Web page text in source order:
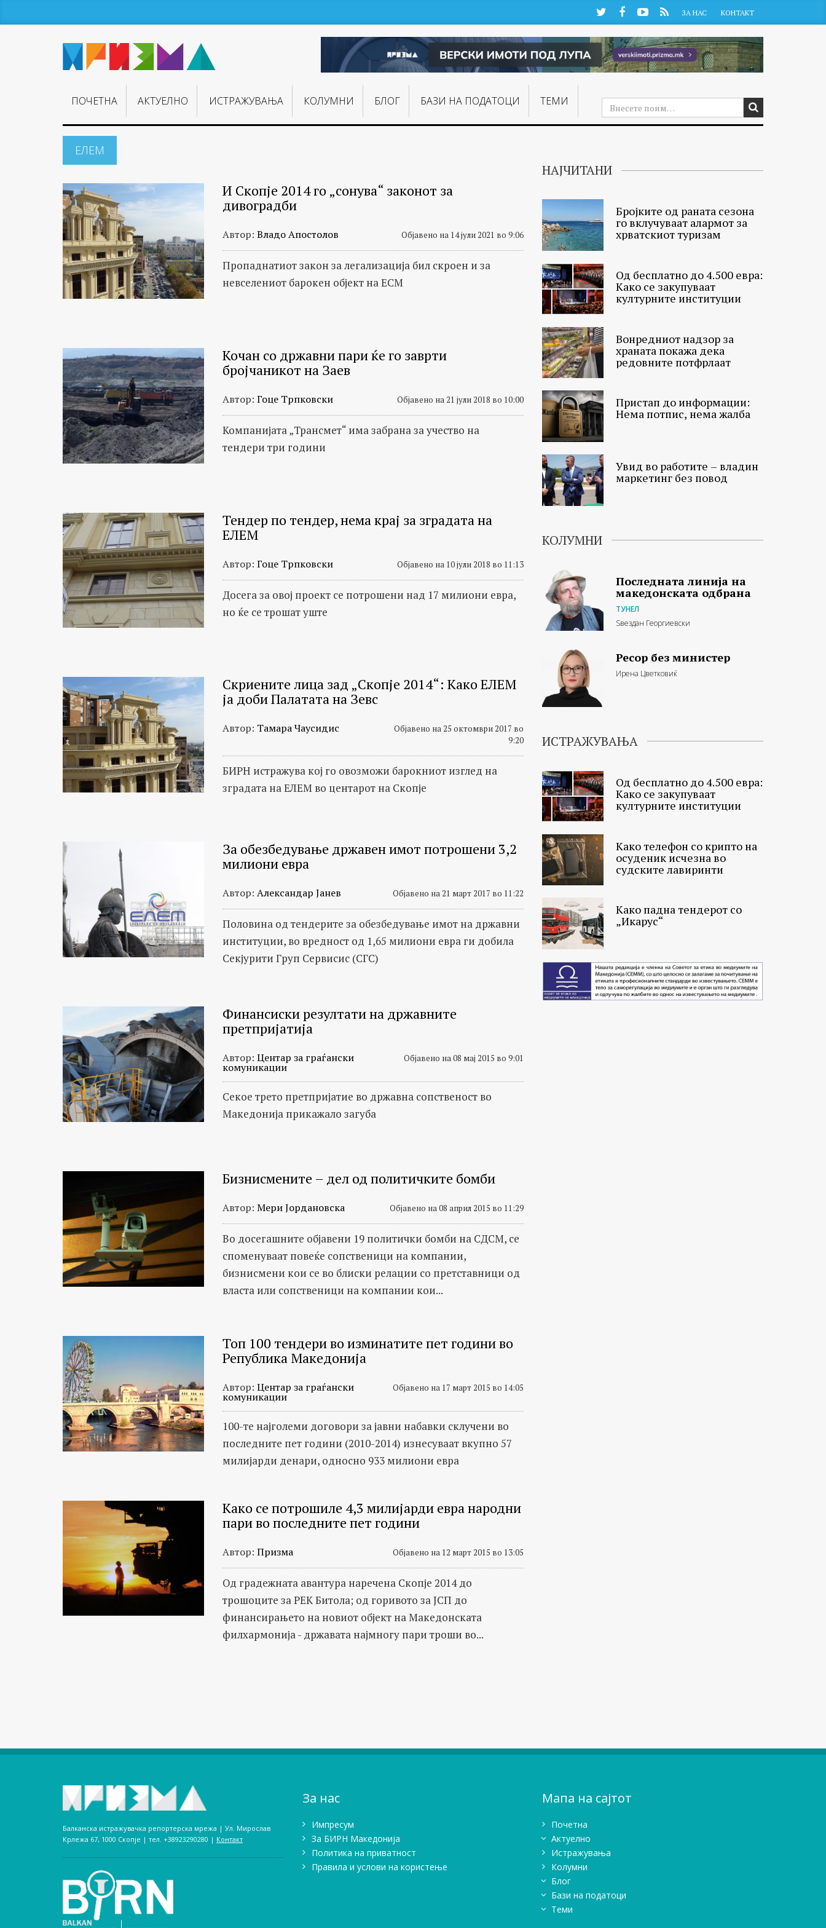
TwitterFacebookYouTube
RSS ЗА НАС КОНТАКТ
ПОЧЕТНА АКТУЕЛНО ИСТРАЖУВАЊA КОЛУМНИ БЛОГ БАЗИ НА ПОДАТОЦИ ТЕМИ
ЕЛЕМ
И Скопје 2014 го „сонува“ законот за
дивоградби
Автор: Владо Апостолов Објавено на 14 јули 2021 во 9:06
Пропаднатиот закон за легализација бил скроен и за
невселениот барокен објект на ЕСМ
Кочан со државни пари ќе го заврти
бројчаникот на Заев
Автор: Гоце Трпковски Објавено на 21 јули 2018 во 10:00
Компанијата „Трансмет“ има забрана за учество на
тендери три години
Тендер по тендер, нема крај за зградата на
ЕЛЕМ
Автор: Гоце Трпковски Објавено на 10 јули 2018 во 11:13
Досега за овој проект се потрошени над 17 милиони евра,
но ќе се трошат уште
Скриените лица зад „Скопје 2014“: Како ЕЛЕМ
ја доби Палатата на Зевс
Автор: Тамара Чаусидис
Објавено на 25 октомври 2017 во
9:20
БИРН истражува кој го овозможи барокниот изглед на
зградата на ЕЛЕМ во центарот на Скопје
За обезбедување државен имот потрошени 3,2
милиони евра
Автор: Александар Јанев Објавено на 21 март 2017 во 11:22
Половина од тендерите за обезбедување имот на државни
институции, во вредност од 1,65 милиони евра ги добила
Секјурити Груп Сервисис (СГС)
Финансиски резултати на државните
претпријатија
Автор: Центар за граѓански
комуникации
Објавено на 08 мај 2015 во 9:01
Секое трето претпријатие во државна сопственост во
Македонија прикажало загуба
Бизнисмените – дел од политичките бомби
Автор: Мери Јордановска Објавено на 08 април 2015 во 11:29
Во досегашните објавени 19 политички бомби на СДСМ, се
споменуваат повеќе сопственици на компании,
бизнисмени кои се во блиски релации со претставници од
власта или сопственици на компании кои...
Топ 100 тендери во изминатите пет години во
Република Македонија
Автор: Центар за граѓански
комуникации
Објавено на 17 март 2015 во 14:05
100-те најголеми договори за јавни набавки склучени во
последните пет години (2010-2014) изнесуваат вкупно 57
милијарди денари, односно 933 милиони евра
Како се потрошиле 4,3 милијарди евра народни
пари во последните пет години
Автор: Призма Објавено на 12 март 2015 во 13:05
Од градежната авантура наречена Скопје 2014 до
трошоците за РЕК Битола; од горивото за ЈСП до
финансирањето на новиот објект на Македонската
филхармонија - државата најмногу пари троши во...
НАЈЧИТАНИ
Бројките од раната сезона
го вклучуваат алармот за
хрватскиот туризам
Од бесплатно до 4.500 евра:
Како се закупуваат
културните институции
Вонредниот надзор за
храната покажа дека
редовните потфрлаат
Пристап до информации:
Нема потпис, нема жалба
Увид во работите – владин
маркетинг без повод
КОЛУМНИ
Последната линија на
македонската одбрана
ТУНЕЛ
Ѕвездан Георгиевски
Ресор без министер
Ирена Цветковиќ
ИСТРАЖУВАЊА
Од бесплатно до 4.500 евра:
Како се закупуваат
културните институции
Како телефон со крипто на
осуденик исчезна во
судските лавиринти
Како падна тендерот со
„Икарус“
Балканска истражувачка репортерска мрежа | Ул. Мирослав
Крлежа 67, 1000 Скопје | тел. +38923290280­ | Контакт
За нас
Импресум
Зa БИРН Македонија
Политика на приватност
Правила и услови на користење
Мапа на сајтот
Почетна
Актуелно
Истражувањa
Колумни
Блог
Бази на податоци
Теми